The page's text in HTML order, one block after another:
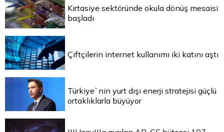
Kırtasiye sektöründe okula dönüş mesaisi
başladı
Çiftçilerin internet kullanımı iki katını aştı
Türkiye`nin yurt dışı enerji stratejisi güçlü
ortaklıklarla büyüyor